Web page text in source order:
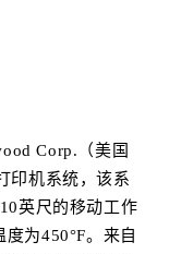
Corp.（美国
印机系统，该系
英尺的移动工作
为450°F。来自